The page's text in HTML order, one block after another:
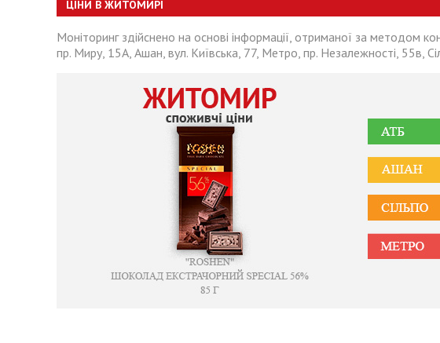
ЦІНИ В ЖИТОМИРІ
Моніторинг здійснено на основі інформації, отриманої за методом
пр. Миру, 15А, Ашан, вул. Київська, 77, Метро, пр. Незалежності, 55в,